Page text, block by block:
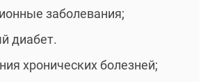
заболевания;
диабет.
хронических болезней;